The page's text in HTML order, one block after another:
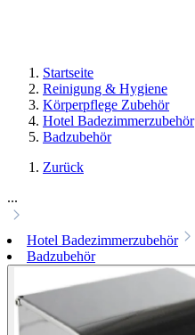
Startseite
Reinigung & Hygiene
Körperpflege Zubehör
Hotel Badezimmerzubehör
Badzubehör
Zurück
...
Hotel Badezimmerzubehör
Badzubehör